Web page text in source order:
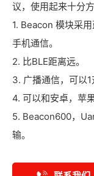
议，使用起来十分
1. Beacon 模块采
手机通信。
2. 比BLE距离远。
3. 广播通信，可以1
4. 可以和安卓，苹
5. Beacon600，
输。